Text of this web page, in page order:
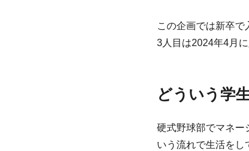
この企画では新卒で
3人目は2024年4月
どういう学
硬式野球部でマネ
いう流れで生活をし